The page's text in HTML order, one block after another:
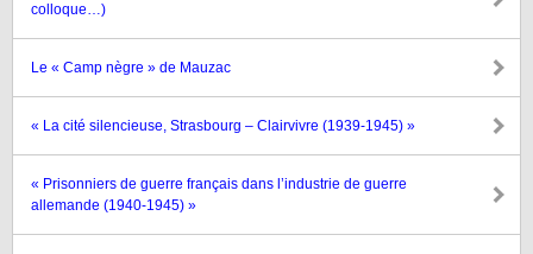
colloque…)
Le « Camp nègre » de Mauzac
« La cité silencieuse, Strasbourg – Clairvivre (1939-1945) »
« Prisonniers de guerre français dans l’industrie de guerre
allemande (1940-1945) »